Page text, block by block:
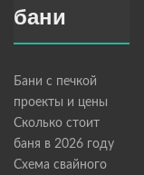
бани
Бани с печкой
проекты и цены
Сколько стоит
баня в 2026 году
Схема свайного